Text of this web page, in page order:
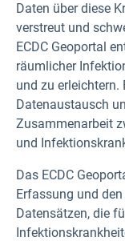
Daten über diese
verstreut und
ECDC Geoportal
räumlicher
und zu erleichtern.
Datenaustausch
Zusammenarbeit
und
Das ECDC
Erfassung und
Datensätzen, die